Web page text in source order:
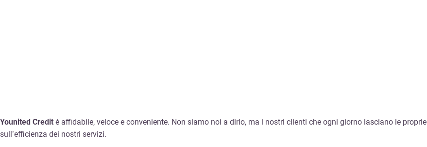
Younited Credit è affidabile, veloce e conveniente. Non siamo noi a dirlo, ma i nostri clienti che ogni giorno lasciano le proprie
sull’efficienza dei nostri servizi.